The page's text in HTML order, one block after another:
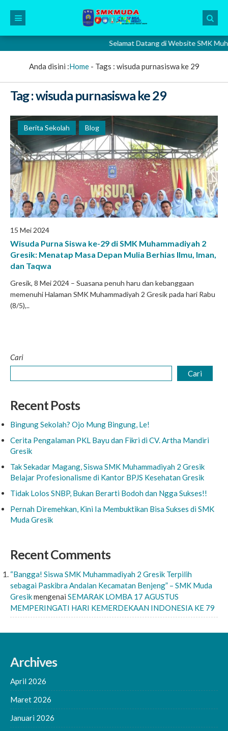
Selamat Datang di Website SMK
Anda disini :Home- Tags : wisuda purnasiswa ke 29
Tag : wisuda purnasiswa ke 29
Berita Sekolah Blog
15 Mei 2024
Wisuda Purna Siswa ke-29 di SMK Muhammadiyah 2
Gresik: Menatap Masa Depan Mulia Berhias Ilmu, Iman,
dan Taqwa
Gresik, 8 Mei 2024 – Suasana penuh haru dan kebanggaan
memenuhi Halaman SMK Muhammadiyah 2 Gresik pada hari Rabu
(8/5),..
Cari
Cari
Recent Posts
Bingung Sekolah? Ojo Mung Bingung, Le!
Cerita Pengalaman PKL Bayu dan Fikri di CV. Artha Mandiri
Gresik
Tak Sekadar Magang, Siswa SMK Muhammadiyah 2 Gresik
Belajar Profesionalisme di Kantor BPJS Kesehatan Gresik
Tidak Lolos SNBP, Bukan Berarti Bodoh dan Ngga Sukses!!
Pernah Diremehkan, Kini Ia Membuktikan Bisa Sukses di SMK
Muda Gresik
Recent Comments
“Bangga! Siswa SMK Muhammadiyah 2 Gresik Terpilih
sebagai Paskibra Andalan Kecamatan Benjeng” – SMK Muda
Gresikmengenai SEMARAK LOMBA 17 AGUSTUS
MEMPERINGATI HARI KEMERDEKAAN INDONESIA KE 79
Archives
April 2026
Maret 2026
Januari 2026